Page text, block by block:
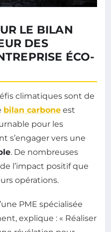
LE BILAN
DES
ÉCO-
climatiques sont de
bilan carbone est
pour les
s’engager vers une
. De nombreuses
l’impact positif que
opérations.
PME spécialisée
explique : « Réaliser